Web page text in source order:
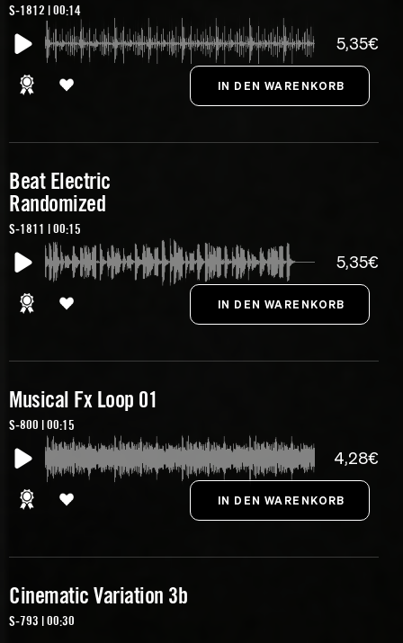
S-1812 | 00:14
5,35€
Beat Electric
Randomized
S-1811 | 00:15
5,35€
Musical Fx Loop 01
S-800 | 00:15
4,28€
Cinematic Variation 3b
S-793 | 00:30